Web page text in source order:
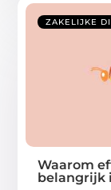
ZAKELIJKE
Waarom
belangrijk